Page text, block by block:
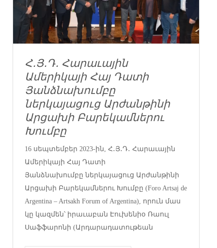
Հ․Յ․Դ․ Հարաւային
Ամերիկայի Հայ Դատի
Յանձնախումբը
ներկայացուց Արժանթինի
Արցախի Բարեկամներու
Խումբը
16 սեպտեմբեր 2023-ին, Հ․Յ․Դ․ Հարաւային
Ամերիկայի Հայ Դատի
Յանձնախումբը ներկայացուց Արժանթինի
Արցախի Բարեկամներու Խումբը (Foro Artsaj de
Argentina – Artsakh Forum of Argentina), որուն մաս
կը կազմեն՝ իրաւաբան Էուխենիօ Ռաուլ
Սաֆֆարոնի (Արդարադատութեան